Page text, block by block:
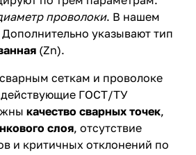
проволоки. В нашем
Дополнительно указывают тип
(Zn).
сеткам и проволоке
действующие ГОСТ/ТУ
качество сварных точек,
слоя, отсутствие
и критичных отклонений по